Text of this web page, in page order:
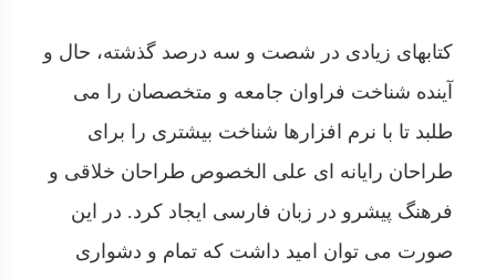
کتابهای زیادی در شصت و سه درصد گذشته، حال و
آینده شناخت فراوان جامعه و متخصصان را می
طلبد تا با نرم افزارها شناخت بیشتری را برای
طراحان رایانه ای علی الخصوص طراحان خلاقی و
فرهنگ پیشرو در زبان فارسی ایجاد کرد. در این
صورت می توان امید داشت که تمام و دشواری